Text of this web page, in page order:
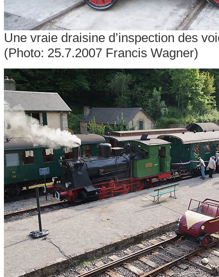
Une vraie draisine d’inspection des
(Photo: 25.7.2007 Francis Wagner)